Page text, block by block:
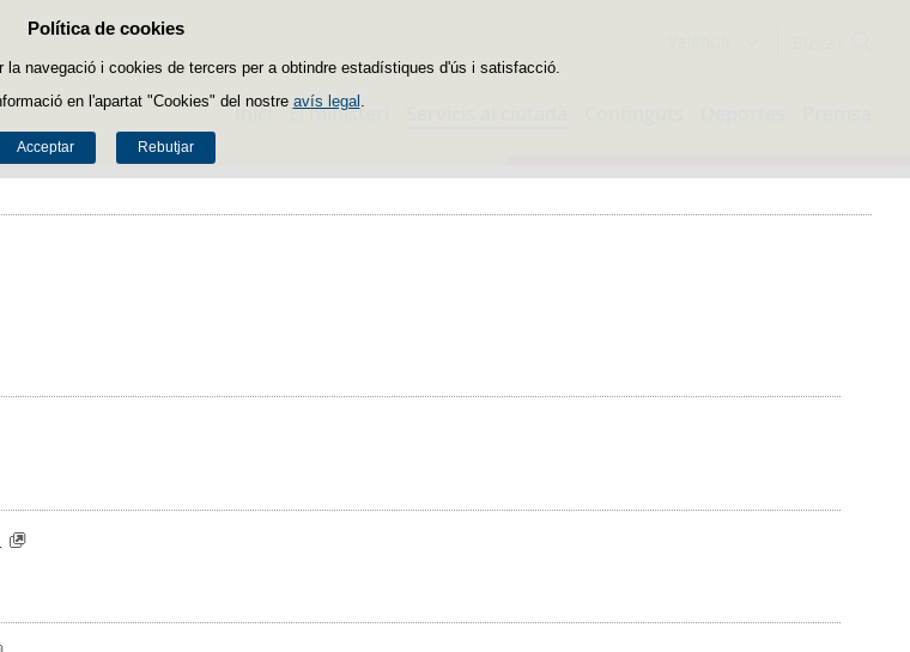
Política de cookies
navegació i cookies de tercers per a obtindre estadístiques d'ús i satisfacció.
en l'apartat "Cookies" del nostre avís legal
Acceptar Rebutjar
Passar al contingut
Inici El ministeri